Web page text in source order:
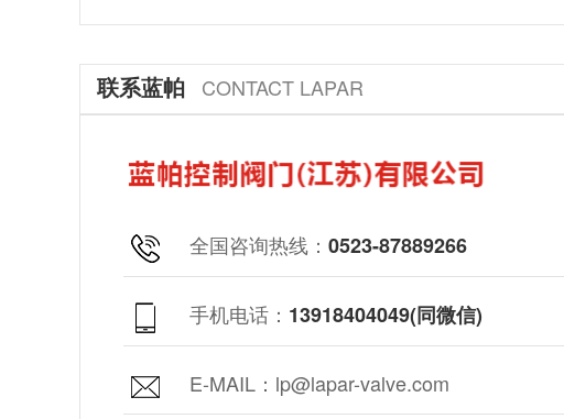
联系蓝帕 CONTACT LAPAR
全国咨询热线： 0523-87889266
手机电话： 13918404049(同微信)
E-MAIL：lp@lapar-valve.com